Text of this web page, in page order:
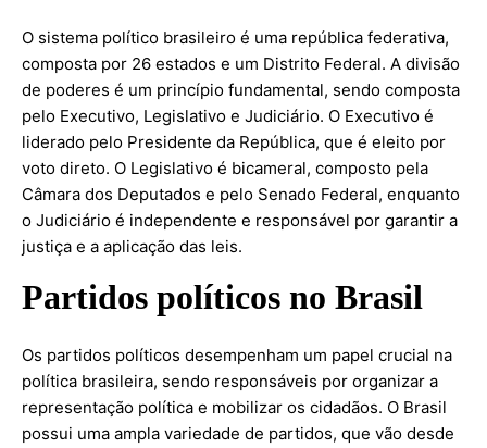
O sistema político brasileiro é uma república federativa,
composta por 26 estados e um Distrito Federal. A divisão
de poderes é um princípio fundamental, sendo composta
pelo Executivo, Legislativo e Judiciário. O Executivo é
liderado pelo Presidente da República, que é eleito por
voto direto. O Legislativo é bicameral, composto pela
Câmara dos Deputados e pelo Senado Federal, enquanto
o Judiciário é independente e responsável por garantir a
justiça e a aplicação das leis.
Partidos políticos no Brasil
Os partidos políticos desempenham um papel crucial na
política brasileira, sendo responsáveis por organizar a
representação política e mobilizar os cidadãos. O Brasil
possui uma ampla variedade de partidos, que vão desde